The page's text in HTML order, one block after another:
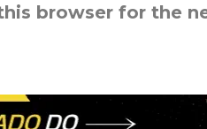
browser for the